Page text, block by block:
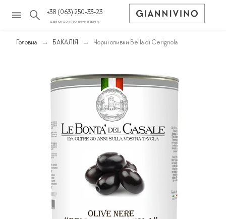
+38 (063) 250-33-23
дзвінок до інтернет-магазину
Головна БАКАЛІЯ Чорні оливки Bella di Cerignola